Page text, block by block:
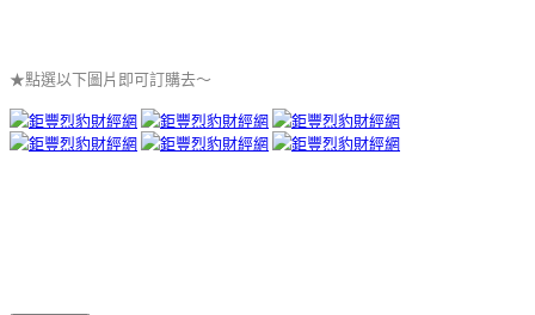
★點選以下圖片即可訂購去～